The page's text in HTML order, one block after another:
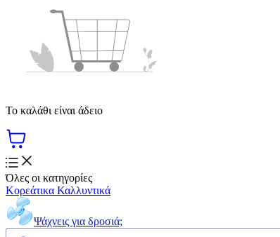
Το καλάθι είναι άδειο
Όλες οι κατηγορίες
Κορεάτικα Καλλυντικά
Ψάχνεις για δροσιά;